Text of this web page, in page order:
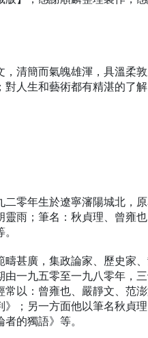
，清簡而氣魄雄渾，具溫柔
對人生和藝術都有精湛的了
二零年生於遼寧瀋陽城北，
靈雨；筆名：秋貞理、曾雍
疇甚廣，集政論家、歷史家
由一九五零至一九八零年，
常以：曾雍也、嚴靜文、范
》；另一方面他以筆名秋貞
的獨語》等。